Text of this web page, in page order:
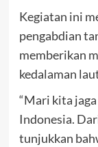
Kegiatan ini
pengabdian
memberikan
kedalaman
“Mari kita
Indonesia.
tunjukkan